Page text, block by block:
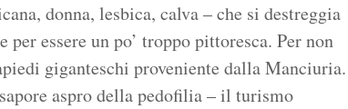
donna, lesbica, calva – che si destreggia
essere un po’ troppo pittoresca. Per non
giganteschi proveniente dalla Manciuria.
aspro della pedofilia – il turismo